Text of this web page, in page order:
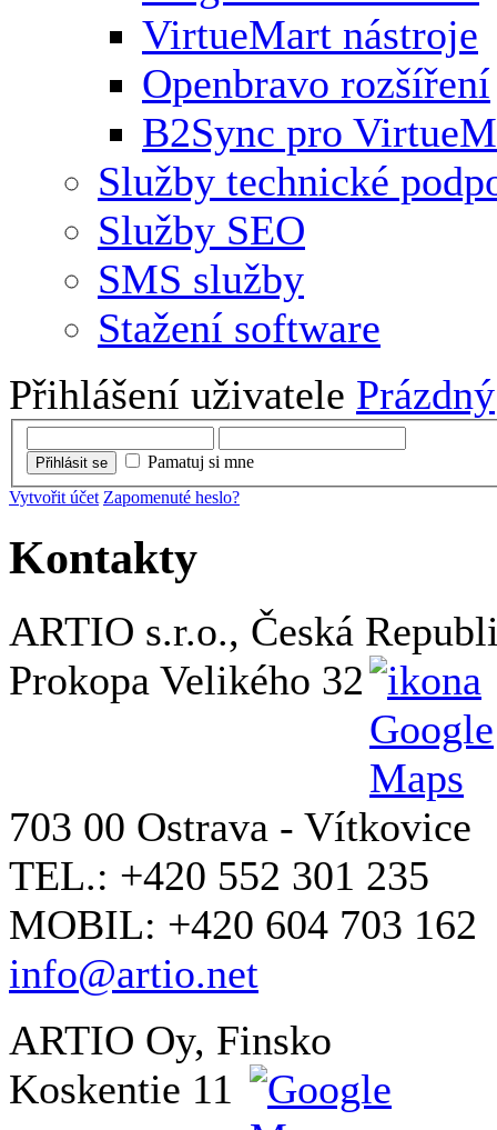
VirtueMart nástroje
Openbravo rozšíření
B2Sync pro
Služby technické
Služby SEO
SMS služby
Stažení software
Přihlášení uživatele Prázdný
Přihlásit se
Pamatuj si mne
Vytvořit účet Zapomenuté heslo?
Kontakty
ARTIO s.r.o., Česká
Prokopa Velikého 32
703 00 Ostrava - Vítkovice
TEL.: +420 552 301 235
MOBIL: +420 604 703 162
info@artio.net
ARTIO Oy, Finsko
Koskentie 11